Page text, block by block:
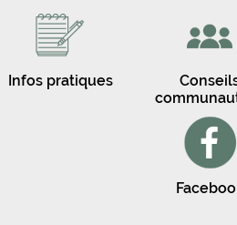
Infos pratiques